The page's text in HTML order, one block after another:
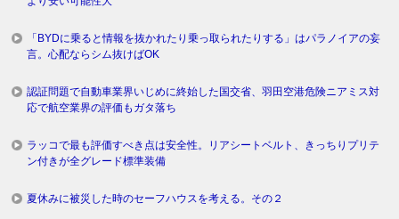
「BYDに乗ると情報を抜かれたり乗っ取られたりする」はパラノイアの妄
言。心配ならシム抜けばOK
認証問題で自動車業界いじめに終始した国交省、羽田空港危険ニアミス対
応で航空業界の評価もガタ落ち
ラッコで最も評価すべき点は安全性。リアシートベルト、きっちりプリテ
ン付きが全グレード標準装備
夏休みに被災した時のセーフハウスを考える。その２